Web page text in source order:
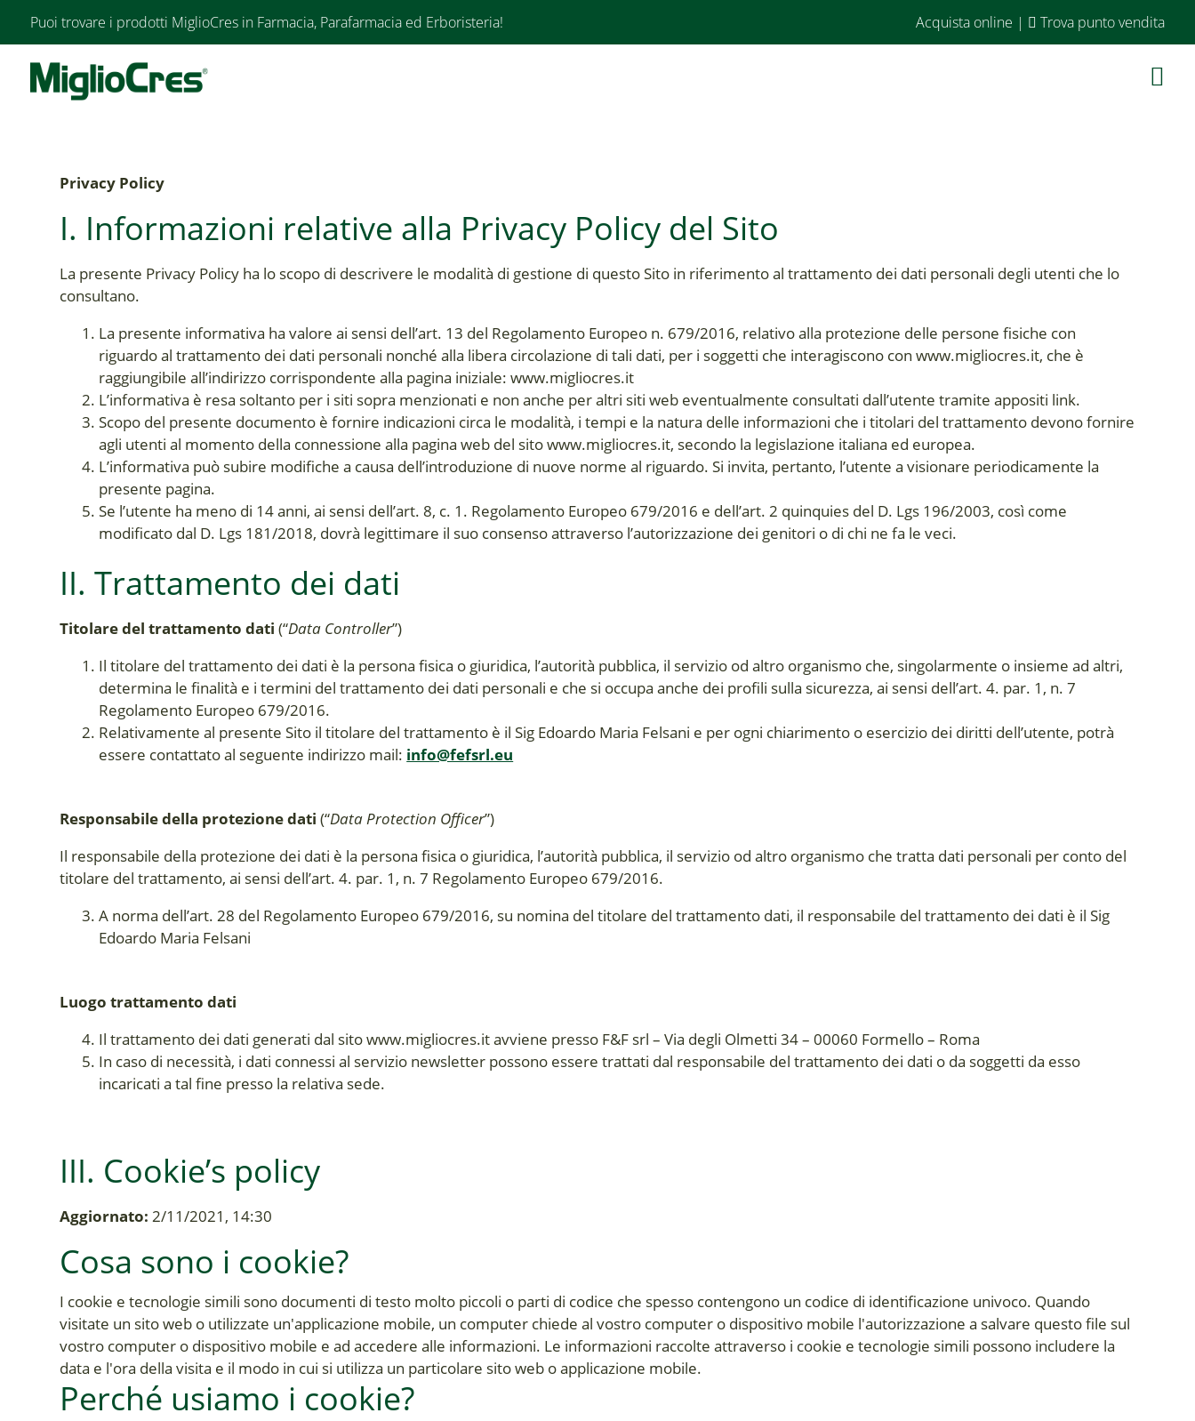
Puoi trovare i prodotti MiglioCres in Farmacia, Parafarmacia ed Erboristeria! Acquista online | Trova punto vendita
Privacy Policy
I. Informazioni relative alla Privacy Policy del Sito
La presente Privacy Policy ha lo scopo di descrivere le modalità di gestione di questo Sito in riferimento al trattamento dei dati personali degli utenti che lo
consultano.
La presente informativa ha valore ai sensi dell’art. 13 del Regolamento Europeo n. 679/2016, relativo alla protezione delle persone fisiche con
riguardo al trattamento dei dati personali nonché alla libera circolazione di tali dati, per i soggetti che interagiscono con www.migliocres.it, che è
raggiungibile all’indirizzo corrispondente alla pagina iniziale: www.migliocres.it
L’informativa è resa soltanto per i siti sopra menzionati e non anche per altri siti web eventualmente consultati dall’utente tramite appositi link.
Scopo del presente documento è fornire indicazioni circa le modalità, i tempi e la natura delle informazioni che i titolari del trattamento devono fornire
agli utenti al momento della connessione alla pagina web del sito www.migliocres.it, secondo la legislazione italiana ed europea.
L’informativa può subire modifiche a causa dell’introduzione di nuove norme al riguardo. Si invita, pertanto, l’utente a visionare periodicamente la
presente pagina.
Se l’utente ha meno di 14 anni, ai sensi dell’art. 8, c. 1. Regolamento Europeo 679/2016 e dell’art. 2 quinquies del D. Lgs 196/2003, così come
modificato dal D. Lgs 181/2018, dovrà legittimare il suo consenso attraverso l’autorizzazione dei genitori o di chi ne fa le veci.
II. Trattamento dei dati
Titolare del trattamento dati (“Data Controller”)
Il titolare del trattamento dei dati è la persona fisica o giuridica, l’autorità pubblica, il servizio od altro organismo che, singolarmente o insieme ad altri,
determina le finalità e i termini del trattamento dei dati personali e che si occupa anche dei profili sulla sicurezza, ai sensi dell’art. 4. par. 1, n. 7
Regolamento Europeo 679/2016.
Relativamente al presente Sito il titolare del trattamento è il Sig Edoardo Maria Felsani e per ogni chiarimento o esercizio dei diritti dell’utente, potrà
essere contattato al seguente indirizzo mail: info@fefsrl.eu
Responsabile della protezione dati (“Data Protection Officer”)
Il responsabile della protezione dei dati è la persona fisica o giuridica, l’autorità pubblica, il servizio od altro organismo che tratta dati personali per conto del
titolare del trattamento, ai sensi dell’art. 4. par. 1, n. 7 Regolamento Europeo 679/2016.
A norma dell’art. 28 del Regolamento Europeo 679/2016, su nomina del titolare del trattamento dati, il responsabile del trattamento dei dati è il Sig
Edoardo Maria Felsani
Luogo trattamento dati
Il trattamento dei dati generati dal sito www.migliocres.it avviene presso F&F srl – Via degli Olmetti 34 – 00060 Formello – Roma
In caso di necessità, i dati connessi al servizio newsletter possono essere trattati dal responsabile del trattamento dei dati o da soggetti da esso
incaricati a tal fine presso la relativa sede.
III. Cookie’s policy
Aggiornato: 2/11/2021, 14:30
Cosa sono i cookie?
I cookie e tecnologie simili sono documenti di testo molto piccoli o parti di codice che spesso contengono un codice di identificazione univoco. Quando
visitate un sito web o utilizzate un'applicazione mobile, un computer chiede al vostro computer o dispositivo mobile l'autorizzazione a salvare questo file sul
vostro computer o dispositivo mobile e ad accedere alle informazioni. Le informazioni raccolte attraverso i cookie e tecnologie simili possono includere la
data e l'ora della visita e il modo in cui si utilizza un particolare sito web o applicazione mobile.
Perché usiamo i cookie?